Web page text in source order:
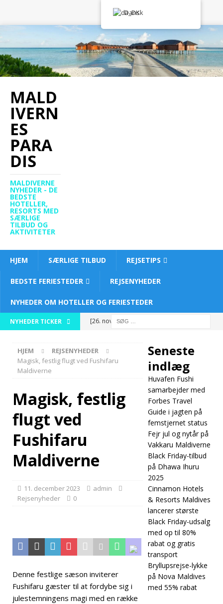
MALD
IVERN
ES
PARA
DIS
MALDIVERNE
NYHEDER - DE
BEDSTE
HOTELLER,
RESORTS MED
SÆRLIGE
TILBUD OG
AKTIVITETER
HJEM SÆRLIGE TILBUD REJSETIPS
BEDSTE FERIESTEDER REJSENYHEDER
NYHEDER OM HOTELLER OG FERIESTEDER
NYHEDER TICKER
[26. november
Fushi
Travel Guide i
status
HOTELLER OG
Fejr jul
og nytår på
Vakkaru
Maldiverne
HJEM
REJSENYHEDER
Magisk, festlig flugt ved Fushifaru
Maldiverne
Magisk, festlig
flugt ved
Fushifaru
Maldiverne
11. december 2023
admin
Rejsenyheder
0
Denne festlige sæson inviterer
Fushifaru gæster til at fordybe sig i
julestemningens magi med en række
Seneste
indlæg
Huvafen Fushi
samarbejder med
Forbes Travel
Guide i jagten på
femstjernet status
Fejr jul og nytår på
Vakkaru Maldiverne
Black Friday-tilbud
på Dhawa Ihuru
2025
Cinnamon Hotels
& Resorts Maldives
lancerer største
Black Friday-udsalg
med op til 80%
rabat og gratis
transport
Bryllupsrejse-lykke
på Nova Maldives
med 55% rabat
Dansk